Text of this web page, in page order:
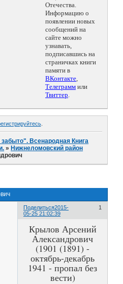
Отечества.
Информацию о
появлении новых
сообщений на
сайте можно
узнавать,
подписавшись на
страничках книги
памяти в
ВКонтакте,
Телеграмм или
Твиттер.
.
Всенародная Книга
» Нижнеломовский район
Поделиться 1
2015-
05-25 21:02:39
Крылов Арсений
Александрович
(1901 (1891) -
октябрь-декабрь
1941 - пропал без
вести)